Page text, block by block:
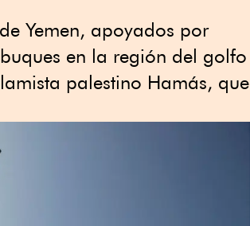
Yemen, apoyados por
en la región del golfo
palestino Hamás, que